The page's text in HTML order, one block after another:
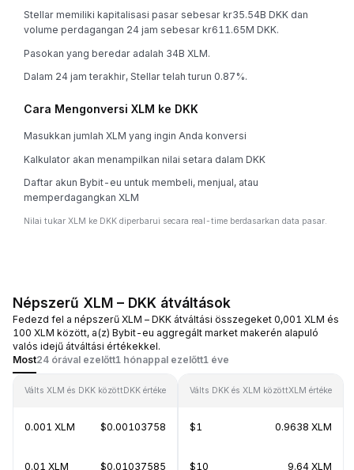
Stellar memiliki kapitalisasi pasar sebesar kr35.54B DKK dan
volume perdagangan 24 jam sebesar kr611.65M DKK.
Pasokan yang beredar adalah 34B XLM.
Dalam 24 jam terakhir, Stellar telah turun 0.87%.
Cara Mengonversi XLM ke DKK
Masukkan jumlah XLM yang ingin Anda konversi
Kalkulator akan menampilkan nilai setara dalam DKK
Daftar akun Bybit-eu untuk membeli, menjual, atau
memperdagangkan XLM
Nilai tukar XLM ke DKK diperbarui secara real-time berdasarkan data pasar.
Népszerű XLM – DKK átváltások
Fedezd fel a népszerű XLM – DKK átváltási összegeket 0,001 XLM és
100 XLM között, a(z) Bybit-eu aggregált market makerén alapuló
valós idejű átváltási értékekkel.
Most24 órával ezelőtt1 hónappal ezelőtt1 éve
Válts XLM és DKK közöttDKK értéke
0.001 XLM $0.00103758
0.01 XLM $0.01037585
Válts DKK és XLM közöttXLM értéke
$1 0.9638 XLM
$10 9.64 XLM